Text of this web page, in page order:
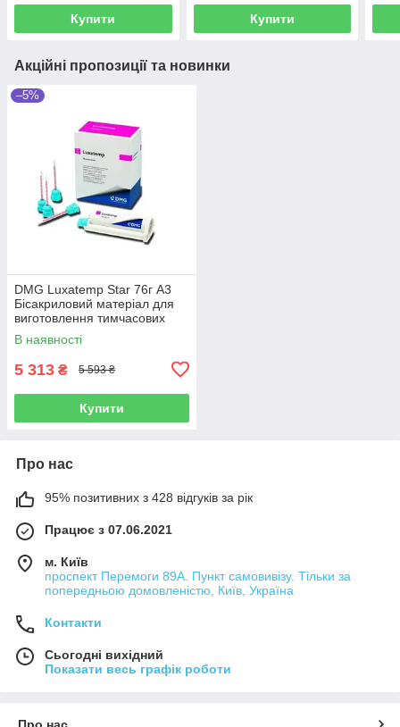
Купити Купити
Акційні пропозиції та новинки
–5%
DMG Luxatemp Star 76г А3
Бісакриловий матеріал для
виготовлення тимчасових
коронок
В наявності
5 313 ₴ 5 593 ₴
Купити
Про нас
95% позитивних з 428 відгуків за рік
Працює з 07.06.2021
м. Київ
проспект Перемоги 89А. Пункт самовивізу. Тільки за
попередньою домовленістю, Київ, Україна
Контакти
Сьогодні вихідний
Показати весь графік роботи
Про нас